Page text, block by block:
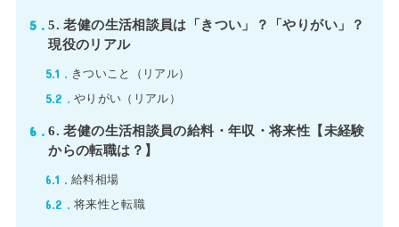
5
5. 老健の生活相談員は「きつい」？「やりがい」？
現役のリアル
5.1 きついこと（リアル）
5.2 やりがい（リアル）
6
6. 老健の生活相談員の給料・年収・将来性【未経験
からの転職は？】
6.1 給料相場
6.2 将来性と転職